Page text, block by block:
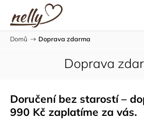
Domů / Doprava zdarma
Doprava
Doručení bez starostí –
990 Kč zaplatíme za vás.